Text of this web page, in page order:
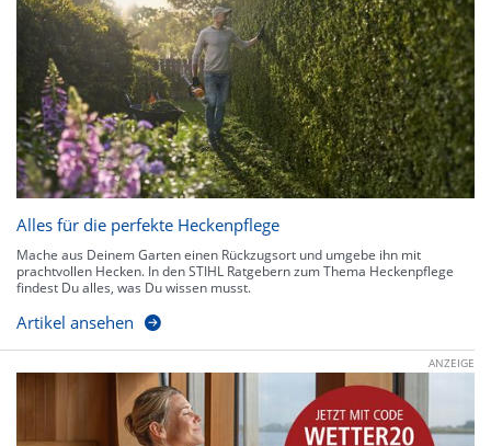
Alles für die perfekte Heckenpflege
Mache aus Deinem Garten einen Rückzugsort und umgebe ihn mit
prachtvollen Hecken. In den STIHL Ratgebern zum Thema Heckenpflege
findest Du alles, was Du wissen musst.
Artikel ansehen
ANZEIGE